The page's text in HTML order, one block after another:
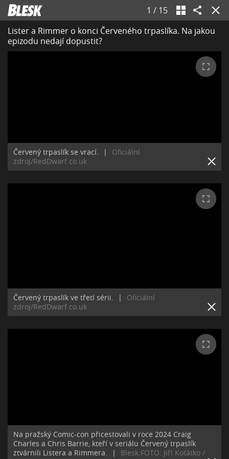
1 / 15
Lister a Rimmer o konci Červeného trpaslíka. Na jakou
epizodu nedají dopustit?
Červený trpaslík se vrací. |
Oficiální
zdroj/RedDwarf.co.uk
Červený trpaslík ve třetí sérii. |
Oficiální
zdroj/RedDwarf.co.uk
Na pražský Comic-con přicestovali v roce 2024 Craig
Charles a Chris Barrie, kteří v seriálu Červený trpaslík
ztvárnili Listera a Rimmera.
|
Blesk:FOTO: Jiří Koťátko /